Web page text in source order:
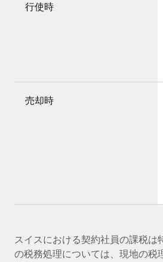
行使時
売却時
スイスにおける契約社員の課税は
の税務処理については、現地の税